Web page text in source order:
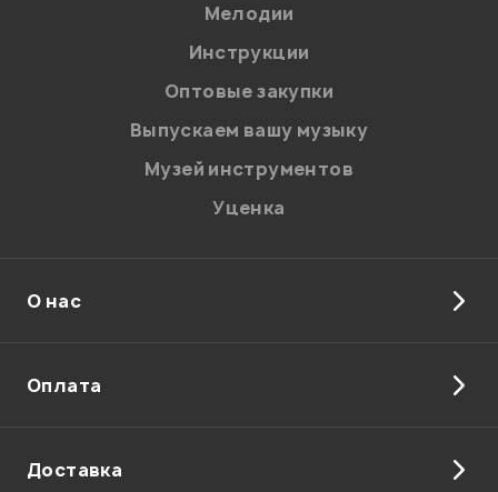
на обработку персональных данных в
Политикой в отношении обработки
персональных данных.
Введите проверочное число:
Отправить
Мелодии
Инструкции
Оптовые закупки
Выпускаем вашу музыку
Музей инструментов
Уценка
О нас
Оплата
Доставка